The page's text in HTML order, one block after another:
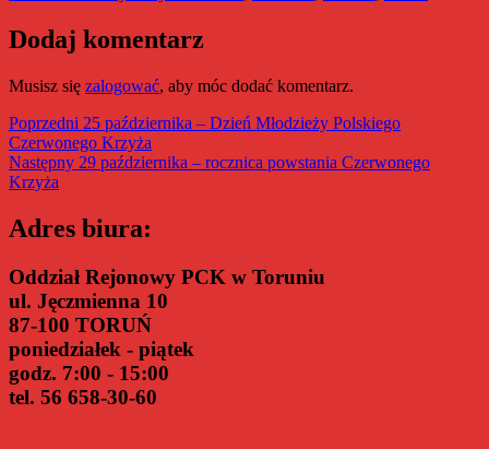
Dodaj komentarz
Musisz się zalogować, aby móc dodać komentarz.
Nawigacja
wpisu
Poprzedni Poprzedni
wpis:
25 października – Dzień Młodzieży Polskiego
Czerwonego Krzyża
Następny Następny
29 października – rocznica powstania Czerwonego
Krzyża
Adres biura:
Oddział Rejonowy PCK w Toruniu
ul. Jęczmienna 10
87-100 TORUŃ
poniedziałek - piątek
godz. 7:00 - 15:00
tel. 56 658-30-60